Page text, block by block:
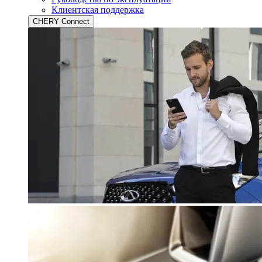
Клиентская поддержка
CHERY Connect